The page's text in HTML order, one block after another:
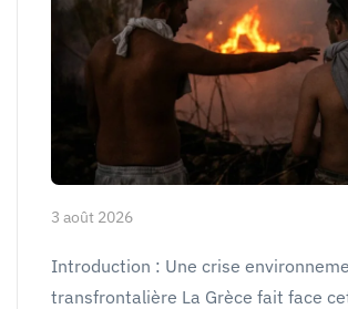
3 août 2026
Introduction : Une crise
transfrontalière La Grèce fait face